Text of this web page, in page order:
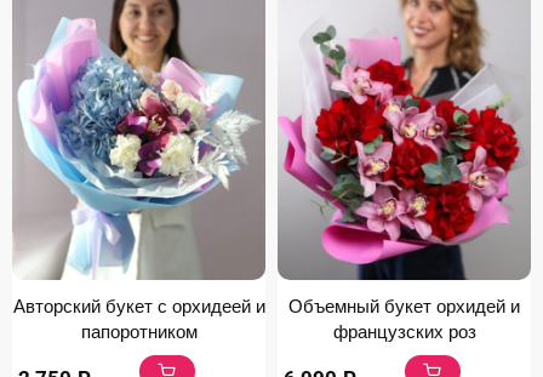
Авторский букет с орхидеей и
папоротником
Объемный букет орхидей и
французских роз